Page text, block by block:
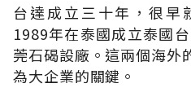
台達成立三十年，很早
1989年在泰國成立泰國
莞石碣設廠。這兩個海外
為大企業的關鍵。